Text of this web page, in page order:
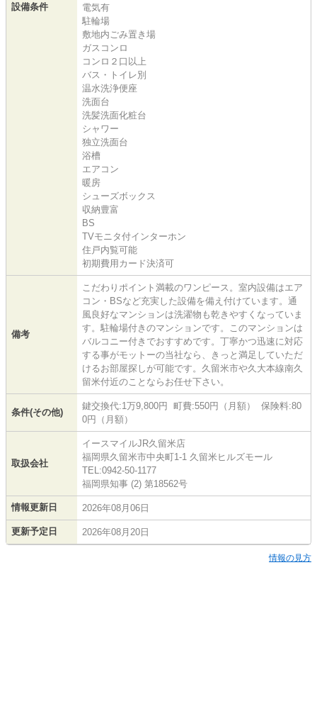
設備条件
電気有
駐輪場
敷地内ごみ置き場
ガスコンロ
コンロ２口以上
バス・トイレ別
温水洗浄便座
洗面台
洗髪洗面化粧台
シャワー
独立洗面台
浴槽
エアコン
暖房
シューズボックス
収納豊富
BS
TVモニタ付インターホン
住戸内覧可能
初期費用カード決済可
備考
こだわりポイント満載のワンピース。室内設備はエア
コン・BSなど充実した設備を備え付けています。通
風良好なマンションは洗濯物も乾きやすくなっていま
す。駐輪場付きのマンションです。このマンションは
バルコニー付きでおすすめです。丁寧かつ迅速に対応
する事がモットーの当社なら、きっと満足していただ
けるお部屋探しが可能です。久留米市や久大本線南久
留米付近のことならお任せ下さい。
条件(その他)
鍵交換代:1万9,800円 町費:550円（月額） 保険料:80
0円（月額）
取扱会社
イースマイルJR久留米店
福岡県久留米市中央町1-1 久留米ヒルズモール
TEL:0942-50-1177
福岡県知事 (2) 第18562号
情報更新日 2026年08月06日
更新予定日 2026年08月20日
情報の見方